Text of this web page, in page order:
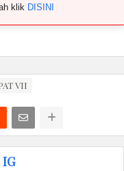
klik DISINI
VII